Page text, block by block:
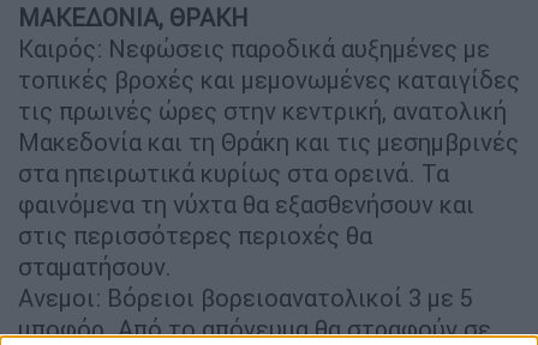
ΜΑΚΕΔΟΝΙΑ, ΘΡΑΚΗ
Καιρός: Νεφώσεις παροδικά αυξημένες με
τοπικές βροχές και μεμονωμένες καταιγίδες
τις πρωινές ώρες στην κεντρική, ανατολική
Μακεδονία και τη Θράκη και τις μεσημβρινές
στα ηπειρωτικά κυρίως στα ορεινά. Τα
φαινόμενα τη νύχτα θα εξασθενήσουν και
στις περισσότερες περιοχές θα
σταματήσουν.
Ανεμοι: Βόρειοι βορειοανατολικοί 3 με 5
μποφόρ. Από το απόγευμα θα στραφούν σε